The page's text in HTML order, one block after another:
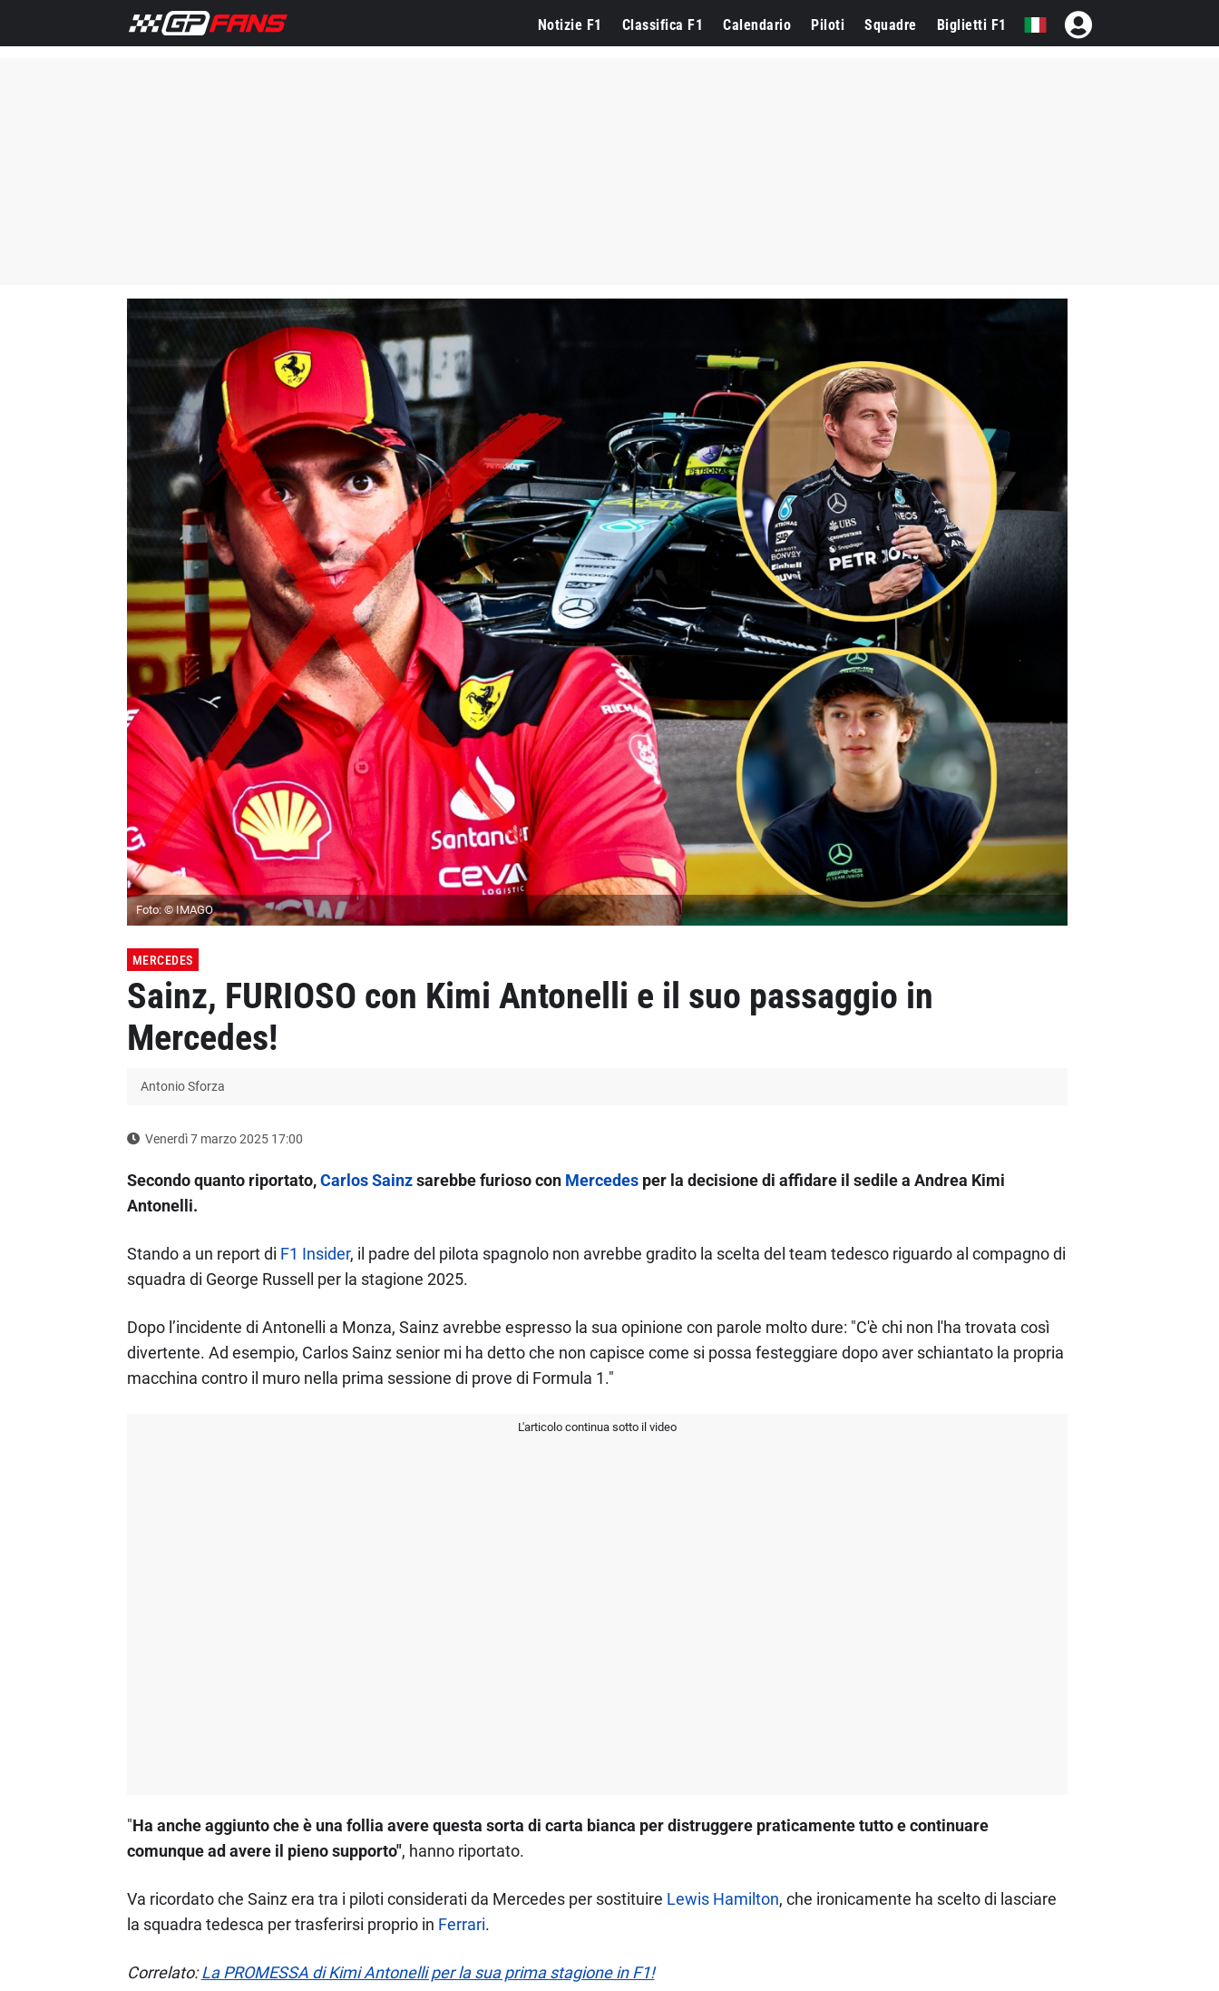
Notizie F1 Classifica F1 Calendario Piloti Squadre Biglietti F1
Foto: © IMAGO
MERCEDES
Sainz, FURIOSO con Kimi Antonelli e il suo passaggio in
Mercedes!
Antonio Sforza
Venerdì 7 marzo 2025 17:00
Secondo quanto riportato,Carlos Sainzsarebbe furioso con Mercedesper la decisione di affidare il sedile a Andrea Kimi
Antonelli.
Stando a un report di F1 Insider, il padre del pilota spagnolo non avrebbe gradito la scelta del team tedesco riguardo al compagno di
squadra di George Russell per la stagione 2025.
Dopo l’incidente di Antonelli a Monza, Sainz avrebbe espresso la sua opinione con parole molto dure: "C'è chi non l'ha trovata così
divertente. Ad esempio, Carlos Sainz senior mi ha detto che non capisce come si possa festeggiare dopo aver schiantato la propria
macchina contro il muro nella prima sessione di prove di Formula 1."
L'articolo continua sotto il video
"Ha anche aggiunto che è una follia avere questa sorta di carta bianca per distruggere praticamente tutto e continuare
comunque ad avere il pieno supporto", hanno riportato.
Va ricordato che Sainz era tra i piloti considerati da Mercedes per sostituire Lewis Hamilton, che ironicamente ha scelto di lasciare
la squadra tedesca per trasferirsi proprio in Ferrari.
Correlato:La PROMESSA di Kimi Antonelli per la sua prima stagione in F1!